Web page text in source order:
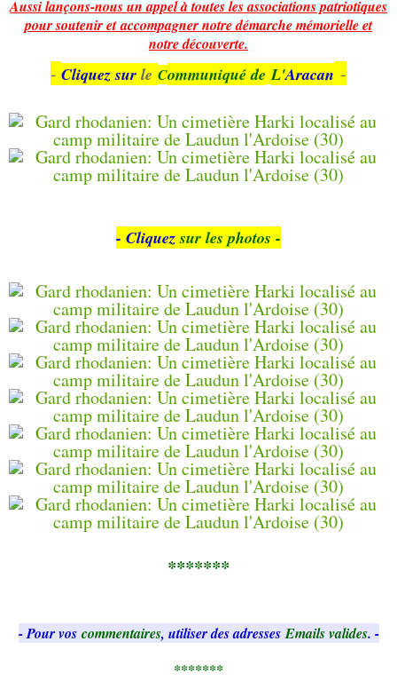
Aussi lançons-nous un appel à toutes les associations patriotiques
pour soutenir et accompagner notre démarche mémorielle et
notre découverte.
- Cliquez sur le Communiqué de L'Aracan -
- Cliquezsur les photos -
*******
- Pour vos commentaires, utiliser des adressesEmails valides. -
*******